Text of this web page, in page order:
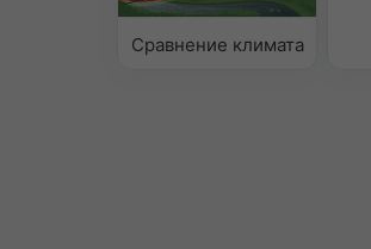
Сравнение климата